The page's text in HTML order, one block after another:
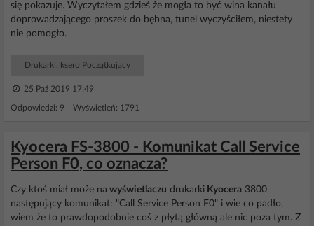
się pokazuje. Wyczytałem gdzieś że mogła to być wina kanału
doprowadzającego proszek do bębna, tunel wyczyściłem, niestety
nie pomogło.
Drukarki, ksero Początkujący
25 Paź 2019 17:49
Odpowiedzi: 9 Wyświetleń: 1791
Kyocera FS-3800 - Komunikat Call Service
Person F0, co oznacza?
Czy ktoś miał może na wyświetlaczu drukarki Kyocera 3800
następujący komunikat: "Call Service Person F0" i wie co padło,
wiem że to prawdopodobnie coś z płytą główną ale nic poza tym. Z